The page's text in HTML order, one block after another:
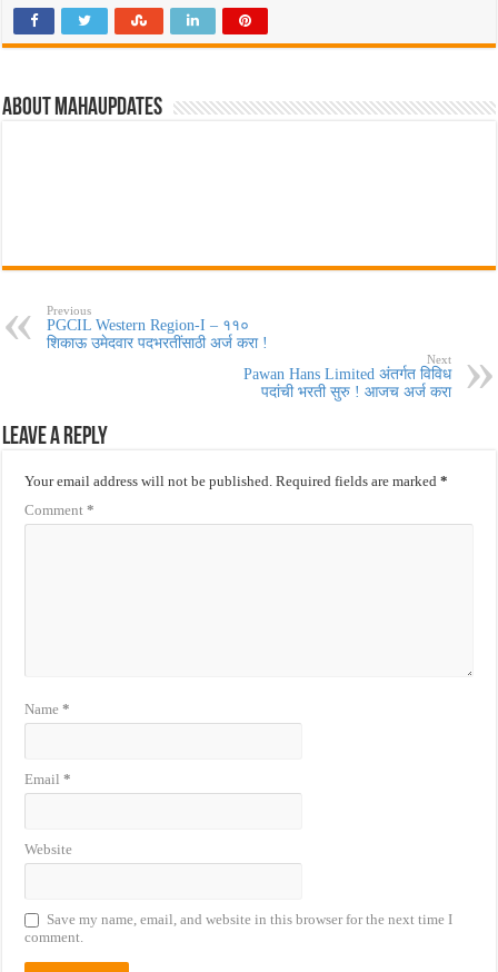
About MahaUpdates
Previous
PGCIL Western Region-I – ११०
शिकाऊ उमेदवार पदभरतींसाठी अर्ज करा !
Next
Pawan Hans Limited अंतर्गत विविध
पदांची भरती सुरु ! आजच अर्ज करा
Leave a Reply
Your email address will not be published. Required fields are marked*
Comment*
Name*
Email*
Website
Save my name, email, and website in this browser for the next time I
comment.